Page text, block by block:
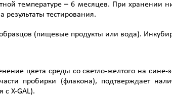
температуре – 6 месяцев. При хранении
результаты тестирования.
(пищевые продукты или вода).
цвета среды со светло-желтого на
пробирки (флакона), подтверждает
с X-GAL).